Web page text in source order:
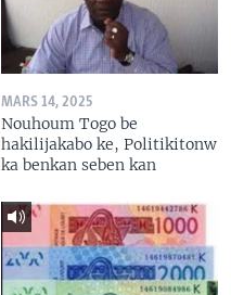
MARS 14, 2025
Nouhoum Togo be
hakilijakabo ke, Politikitonw
ka benkan seben kan